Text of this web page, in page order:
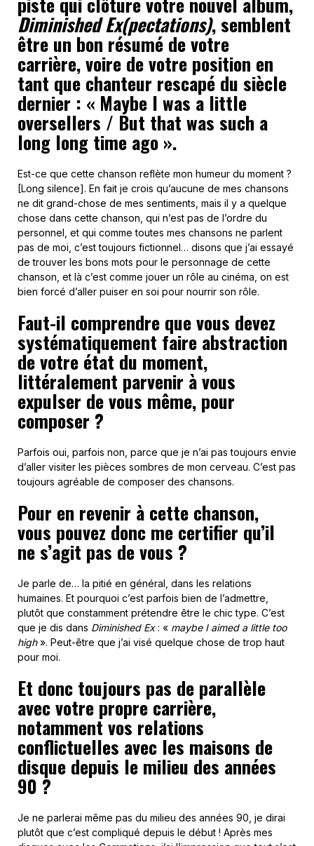
Diminished Ex(pectations), semblent
être un bon résumé de votre
carrière, voire de votre position en
tant que chanteur rescapé du siècle
dernier : « Maybe I was a little
oversellers / But that was such a
long long time ago ».
Est-ce que cette chanson reflète mon humeur du moment ?
[Long silence]. En fait je crois qu’aucune de mes chansons
ne dit grand-chose de mes sentiments, mais il y a quelque
chose dans cette chanson, qui n’est pas de l’ordre du
personnel, et qui comme toutes mes chansons ne parlent
pas de moi, c’est toujours fictionnel… disons que j’ai essayé
de trouver les bons mots pour le personnage de cette
chanson, et là c’est comme jouer un rôle au cinéma, on est
bien forcé d’aller puiser en soi pour nourrir son rôle.
Faut-il comprendre que vous devez
systématiquement faire abstraction
de votre état du moment,
littéralement parvenir à vous
expulser de vous même, pour
composer ?
Parfois oui, parfois non, parce que je n’ai pas toujours envie
d’aller visiter les pièces sombres de mon cerveau. C’est pas
toujours agréable de composer des chansons.
Pour en revenir à cette chanson,
vous pouvez donc me certifier qu’il
ne s’agit pas de vous ?
Je parle de… la pitié en général, dans les relations
humaines. Et pourquoi c’est parfois bien de l’admettre,
plutôt que constamment prétendre être le chic type. C’est
que je dis dans Diminished Ex: « maybe I aimed a little too
high». Peut-être que j’ai visé quelque chose de trop haut
pour moi.
Et donc toujours pas de parallèle
avec votre propre carrière,
notamment vos relations
conflictuelles avec les maisons de
disque depuis le milieu des années
90 ?
Je ne parlerai même pas du milieu des années 90, je dirai
plutôt que c’est compliqué depuis le début ! Après mes